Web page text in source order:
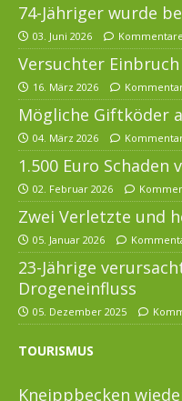
74-Jähriger wurde
03. Juni 2026
Versuchter
16. März 2026
Mögliche Giftköder
04. März 2026
1.500 Euro Schaden
02. Februar 2026
Zwei Verletzte und
05. Januar 2026
23-Jährige
Drogeneinfluss
05. Dezember 2025
TOURISMUS
Kneippbecken